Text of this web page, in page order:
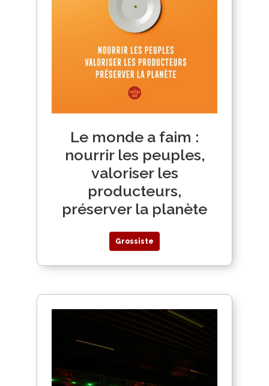
Le monde a faim :
nourrir les peuples,
valoriser les
producteurs,
préserver la planète
Grossiste